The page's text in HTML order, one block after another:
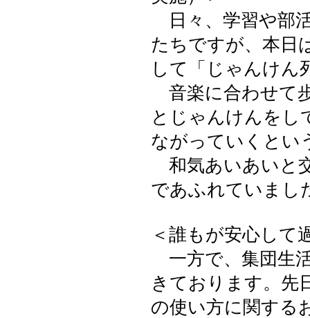
日々、学習や部
たちですが、本日
して「じゃんけん
音楽に合わせて
とじゃんけんをし
ながっていくとい
和気あいあいと
であふれていまし
＜誰もが安心して
一方で、集団生
きております。先
の使い方に関する